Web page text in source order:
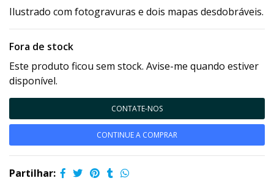
Ilustrado com fotogravuras e dois mapas desdobráveis.
Fora de stock
Este produto ficou sem stock. Avise-me quando estiver
disponível.
CONTATE-NOS
CONTINUE A COMPRAR
Partilhar: